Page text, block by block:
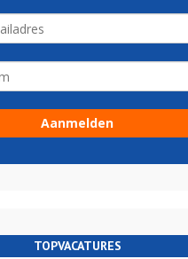
TOPVACATURES